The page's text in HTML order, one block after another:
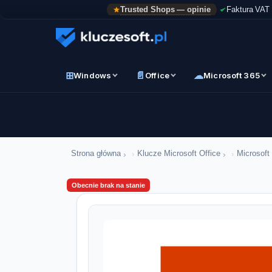
Trusted Shops — opinie Faktura
⊞Windows 📄 Office ☁Microsoft 365
Strona główna › Klucze Microsoft Office › Microsoft
Obecnie brak na stanie